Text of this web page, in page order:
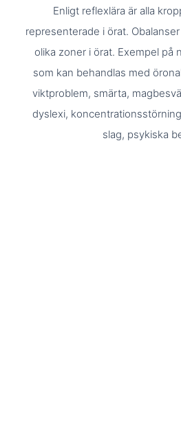
Enligt reflexlära är alla
representerade i örat.
olika zoner i örat. Exempel på
som kan behandlas med
viktproblem, smärta,
dyslexi,
slag, psykiska